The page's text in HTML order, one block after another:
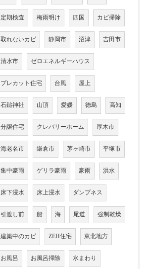
定期検査 梅雨明け 四国 カビ掃除
取れないカビ 静岡市 沼津 吉田市
清水市 ゼロエネルギーハウス
プレカット住宅 台風 屋上
石鎚神社 山頂 愛媛 徳島 高知
分譲住宅 クレバリーホーム 厚木市
海老名市 鎌倉市 茅ヶ崎市 平塚市
集中豪雨 ゲリラ豪雨 豪雨 洪水
床下浸水 床上浸水 ダンプネス
引渡し前 船 海 尾道 強制乾燥
建築中のカビ ZEH住宅 東北地方
お風呂 お風呂掃除 水まわり